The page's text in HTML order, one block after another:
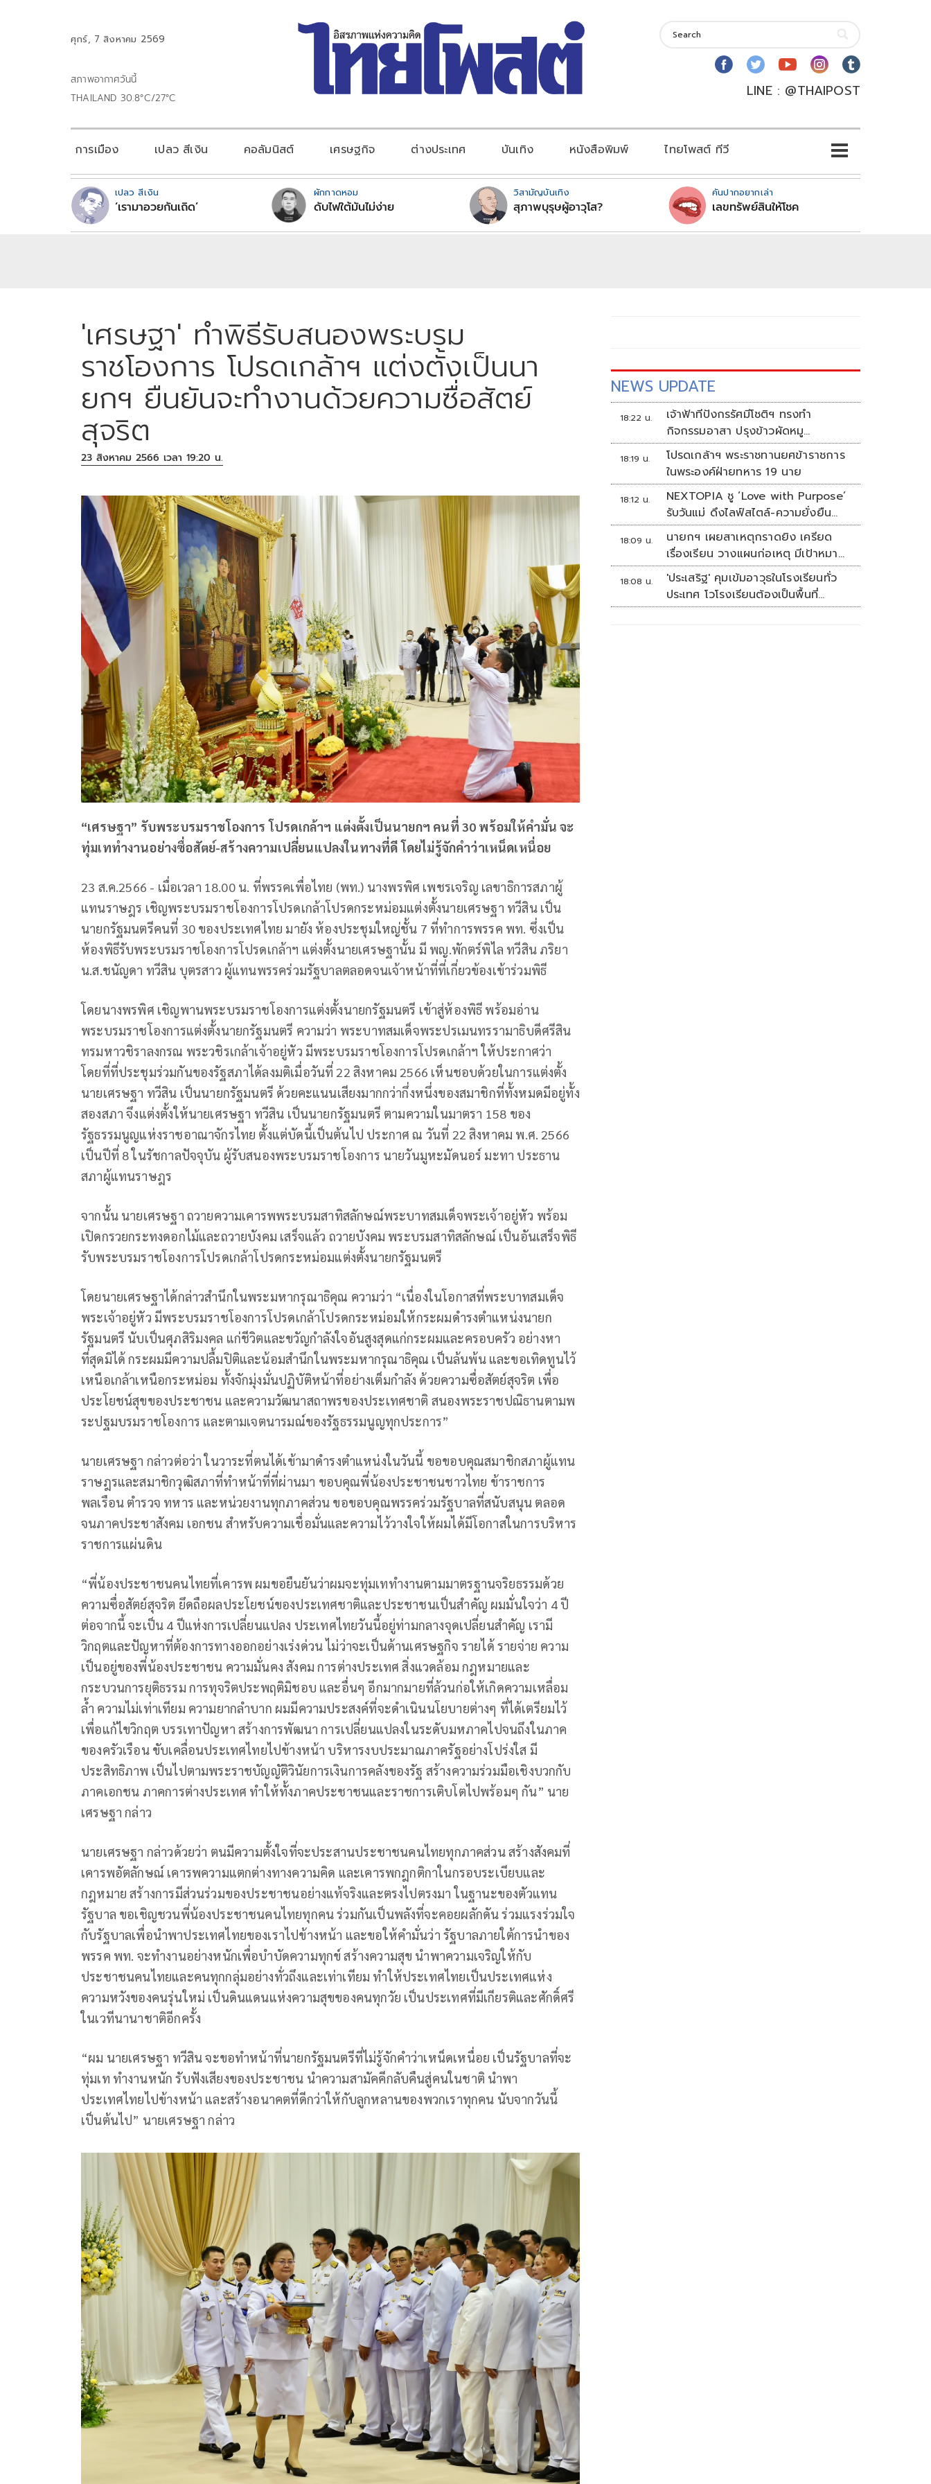
ศุกร์, 7 สิงหาคม 2569
สภาพอากาศวันนี้
THAILAND 30.8°C/27°C
LINE : @THAIPOST
การเมือง เปลว สีเงิน คอลัมนิสต์ เศรษฐกิจ ต่างประเทศ บันเทิง หนังสือพิมพ์ ไทยโพสต์ ทีวี
เปลว สีเงิน
‘เรามาอวยกันเถิด’
ผักกาดหอม
ดับไฟใต้มันไม่ง่าย
วิสามัญบันเทิง
สุภาพบุรุษผู้อาวุโส?
คันปากอยากเล่า
เลขทรัพย์สินให้โชค
'เศรษฐา' ทำพิธีรับสนองพระบรม
ราชโองการ โปรดเกล้าฯ แต่งตั้งเป็นนา
ยกฯ ยืนยันจะทำงานด้วยความซื่อสัตย์
สุจริต
23 สิงหาคม 2566 เวลา 19:20 น.
“เศรษฐา” รับพระบรมราชโองการ โปรดเกล้าฯ แต่งตั้งเป็นนายกฯ คนที่ 30 พร้อมให้คำมั่น จะ
ทุ่มเททำงานอย่างซื่อสัตย์-สร้างความเปลี่ยนแปลงในทางที่ดี โดยไม่รู้จักคำว่าเหน็ดเหนื่อย
23 ส.ค.2566 - เมื่อเวลา 18.00 น. ที่พรรคเพื่อไทย (พท.) นางพรพิศ เพชรเจริญ เลขาธิการสภาผู้
แทนราษฎร เชิญพระบรมราชโองการโปรดเกล้าโปรดกระหม่อมแต่งตั้งนายเศรษฐา ทวีสิน เป็น
นายกรัฐมนตรีคนที่ 30 ของประเทศไทย มายัง ห้องประชุมใหญ่ชั้น 7 ที่ทำการพรรค พท. ซึ่งเป็น
ห้องพิธีรับพระบรมราชโองการโปรดเกล้าฯ แต่งตั้งนายเศรษฐานั้น มี พญ.พักตร์พิไล ทวีสิน ภริยา
น.ส.ชนัญดา ทวีสิน บุตรสาว ผู้แทนพรรคร่วมรัฐบาลตลอดจนเจ้าหน้าที่ที่เกี่ยวข้องเข้าร่วมพิธี
โดยนางพรพิศ เชิญพานพระบรมราชโองการแต่งตั้งนายกรัฐมนตรี เข้าสู่ห้องพิธี พร้อมอ่าน
พระบรมราชโองการแต่งตั้งนายกรัฐมนตรี ความว่า พระบาทสมเด็จพระปรเมนทรรามาธิบดีศรีสิน
ทรมหาวชิราลงกรณ พระวชิรเกล้าเจ้าอยู่หัว มีพระบรมราชโองการโปรดเกล้าฯ ให้ประกาศว่า
โดยที่ที่ประชุมร่วมกันของรัฐสภาได้ลงมติเมื่อวันที่ 22 สิงหาคม 2566 เห็นชอบด้วยในการแต่งตั้ง
นายเศรษฐา ทวีสิน เป็นนายกรัฐมนตรี ด้วยคะแนนเสียงมากกว่ากึ่งหนึ่งของสมาชิกที่ทั้งหมดมีอยู่ทั้ง
สองสภา จึงแต่งตั้งให้นายเศรษฐา ทวีสิน เป็นนายกรัฐมนตรี ตามความในมาตรา 158 ของ
รัฐธรรมนูญแห่งราชอาณาจักรไทย ตั้งแต่บัดนี้เป็นต้นไป ประกาศ ณ วันที่ 22 สิงหาคม พ.ศ. 2566
เป็นปีที่ 8 ในรัชกาลปัจจุบัน ผู้รับสนองพระบรมราชโองการ นายวันมูหะมัดนอร์ มะทา ประธาน
สภาผู้แทนราษฎร
จากนั้น นายเศรษฐา ถวายความเคารพพระบรมสาทิสลักษณ์พระบาทสมเด็จพระเจ้าอยู่หัว พร้อม
เปิดกรวยกระทงดอกไม้และถวายบังคม เสร็จแล้ว ถวายบังคม พระบรมสาทิสลักษณ์ เป็นอันเสร็จพิธี
รับพระบรมราชโองการโปรดเกล้าโปรดกระหม่อมแต่งตั้งนายกรัฐมนตรี
โดยนายเศรษฐาได้กล่าวสำนึกในพระมหากรุณาธิคุณ ความว่า “เนื่องในโอกาสที่พระบาทสมเด็จ
พระเจ้าอยู่หัว มีพระบรมราชโองการโปรดเกล้าโปรดกระหม่อมให้กระผมดำรงตำแหน่งนายก
รัฐมนตรี นับเป็นศุภสิริมงคล แก่ชีวิตและขวัญกำลังใจอันสูงสุดแก่กระผมและครอบครัว อย่างหา
ที่สุดมิได้ กระผมมีความปลื้มปิติและน้อมสำนึกในพระมหากรุณาธิคุณ เป็นล้นพ้น และขอเทิดทูนไว้
เหนือเกล้าเหนือกระหม่อม ทั้งจักมุ่งมั่นปฏิบัติหน้าที่อย่างเต็มกำลัง ด้วยความซื่อสัตย์สุจริต เพื่อ
ประโยชน์สุขของประชาชน และความวัฒนาสถาพรของประเทศชาติ สนองพระราชปณิธานตามพ
ระปฐมบรมราชโองการ และตามเจตนารมณ์ของรัฐธรรมนูญทุกประการ”
นายเศรษฐา กล่าวต่อว่า ในวาระที่ตนได้เข้ามาดำรงตำแหน่งในวันนี้ ขอขอบคุณสมาชิกสภาผู้แทน
ราษฎรและสมาชิกวุฒิสภาที่ทำหน้าที่ที่ผ่านมา ขอบคุณพี่น้องประชาชนชาวไทย ข้าราชการ
พลเรือน ตำรวจ ทหาร และหน่วยงานทุกภาคส่วน ขอขอบคุณพรรคร่วมรัฐบาลที่สนับสนุน ตลอด
จนภาคประชาสังคม เอกชน สำหรับความเชื่อมั่นและความไว้วางใจให้ผมได้มีโอกาสในการบริหาร
ราชการแผ่นดิน
“พี่น้องประชาชนคนไทยที่เคารพ ผมขอยืนยันว่าผมจะทุ่มเททำงานตามมาตรฐานจริยธรรมด้วย
ความซื่อสัตย์สุจริต ยึดถือผลประโยชน์ของประเทศชาติและประชาชนเป็นสำคัญ ผมมั่นใจว่า 4 ปี
ต่อจากนี้ จะเป็น 4 ปีแห่งการเปลี่ยนแปลง ประเทศไทยวันนี้อยู่ท่ามกลางจุดเปลี่ยนสำคัญ เรามี
วิกฤตและปัญหาที่ต้องการทางออกอย่างเร่งด่วน ไม่ว่าจะเป็นด้านเศรษฐกิจ รายได้ รายจ่าย ความ
เป็นอยู่ของพี่น้องประชาชน ความมั่นคง สังคม การต่างประเทศ สิ่งแวดล้อม กฎหมายและ
กระบวนการยุติธรรม การทุจริตประพฤติมิชอบ และอื่นๆ อีกมากมายที่ล้วนก่อให้เกิดความเหลื่อม
ล้ำ ความไม่เท่าเทียม ความยากลำบาก ผมมีความประสงค์ที่จะดำเนินนโยบายต่างๆ ที่ได้เตรียมไว้
เพื่อแก้ไขวิกฤต บรรเทาปัญหา สร้างการพัฒนา การเปลี่ยนแปลงในระดับมหภาคไปจนถึงในภาค
ของครัวเรือน ขับเคลื่อนประเทศไทยไปข้างหน้า บริหารงบประมาณภาครัฐอย่างโปร่งใส มี
ประสิทธิภาพ เป็นไปตามพระราชบัญญัติวินัยการเงินการคลังของรัฐ สร้างความร่วมมือเชิงบวกกับ
ภาคเอกชน ภาคการต่างประเทศ ทำให้ทั้งภาคประชาชนและราชการเติบโตไปพร้อมๆ กัน” นาย
เศรษฐา กล่าว
นายเศรษฐา กล่าวด้วยว่า ตนมีความตั้งใจที่จะประสานประชาชนคนไทยทุกภาคส่วน สร้างสังคมที่
เคารพอัตลักษณ์ เคารพความแตกต่างทางความคิด และเคารพกฎกติกาในกรอบระเบียบและ
กฎหมาย สร้างการมีส่วนร่วมของประชาชนอย่างแท้จริงและตรงไปตรงมา ในฐานะของตัวแทน
รัฐบาล ขอเชิญชวนพี่น้องประชาชนคนไทยทุกคน ร่วมกันเป็นพลังที่จะคอยผลักดัน ร่วมแรงร่วมใจ
กับรัฐบาลเพื่อนำพาประเทศไทยของเราไปข้างหน้า และขอให้คำมั่นว่า รัฐบาลภายใต้การนำของ
พรรค พท. จะทำงานอย่างหนักเพื่อบำบัดความทุกข์ สร้างความสุข นำพาความเจริญให้กับ
ประชาชนคนไทยและคนทุกกลุ่มอย่างทั่วถึงและเท่าเทียม ทำให้ประเทศไทยเป็นประเทศแห่ง
ความหวังของคนรุ่นใหม่ เป็นดินแดนแห่งความสุขของคนทุกวัย เป็นประเทศที่มีเกียรติและศักดิ์ศรี
ในเวทีนานาชาติอีกครั้ง
“ผม นายเศรษฐา ทวีสิน จะขอทำหน้าที่นายกรัฐมนตรีที่ไม่รู้จักคำว่าเหน็ดเหนื่อย เป็นรัฐบาลที่จะ
ทุ่มเท ทำงานหนัก รับฟังเสียงของประชาชน นำความสามัคคีกลับคืนสู่คนในชาติ นำพา
ประเทศไทยไปข้างหน้า และสร้างอนาคตที่ดีกว่าให้กับลูกหลานของพวกเราทุกคน นับจากวันนี้
เป็นต้นไป” นายเศรษฐา กล่าว
NEWS UPDATE
18:22 น.
เจ้าฟ้าทีปังกรรัศมีโชติฯ ทรงทำ
กิจกรรมอาสา ปรุงข้าวผัดหมู
พระราชทานประชาชน
18:19 น.
โปรดเกล้าฯ พระราชทานยศข้าราชการ
ในพระองค์ฝ่ายทหาร 19 นาย
18:12 น.
NEXTOPIA ชู ‘Love with Purpose’
รับวันแม่ ดึงไลฟ์สไตล์-ความยั่งยืน
สร้างประสบการณ์ช้อปปิงมีความหมาย
18:09 น.
นายกฯ เผยสาเหตุกราดยิง เครียด
เรื่องเรียน วางแผนก่อเหตุ มีเป้าหมาย
ชัดเจน
18:08 น.
'ประเสริฐ' คุมเข้มอาวุธในโรงเรียนทั่ว
ประเทศ โวโรงเรียนต้องเป็นพื้นที่
ปลอดภัย